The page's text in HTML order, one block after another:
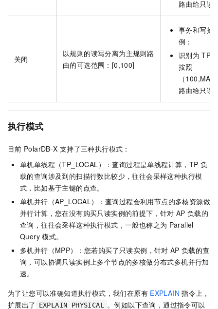
路由给只读
关闭
以规则的读写分离为主规则路
由的可选范围：[0,100]
事务和写操
例；
识别为 TP
按照
（
路由给只读
执行模式
目前 PolarDB-X 支持了三种执行模式：
单机单线程（TP_LOCAL）：查询过程是单线程计算，TP 负
载的查询涉及到的扫描行数比较少，往往会采样这种执行模
式，比如基于主键的点查。
单机并行（AP_LOCAL）：查询过程会利用节点的多核资源做
并行计算，您在没有购买只读实例的前提下，针对 AP 负载的
查询，往往会采样这种执行模式，一般也称之为 Parallel
Query 模式。
多机并行（MPP）：您若购买了只读实例，针对 AP 负载的查
询，可以协调只读实例上多个节点的多核做分布式多机并行加
速。
为了让您可以准确知道执行模式，我们在原有 EXPLAIN 指令上，
扩展出了
EXPLAIN PHYSICAL 。例如以下查询，通过指令可以